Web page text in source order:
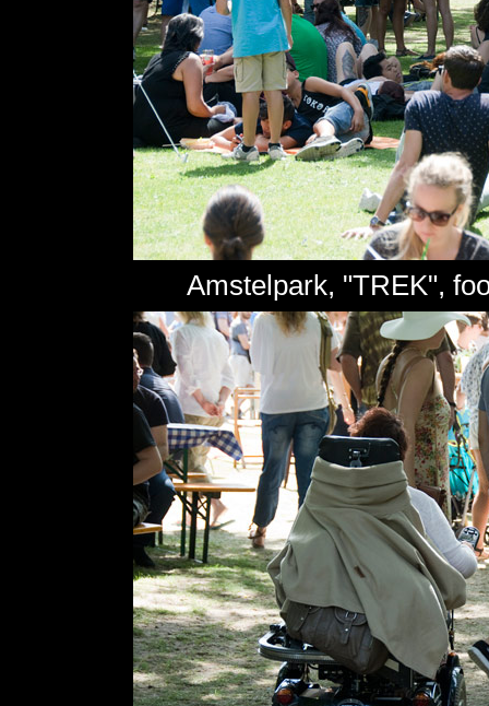
Amstelpark, "TREK",